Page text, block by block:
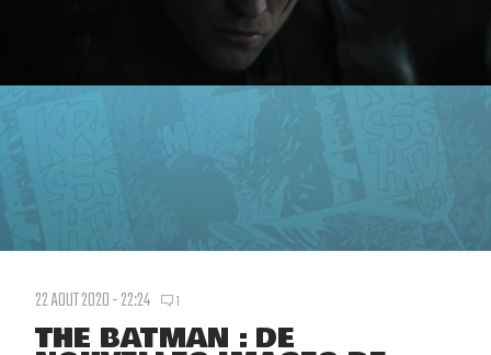
22 AOUT 2020 - 22:24 1
THE BATMAN : DE